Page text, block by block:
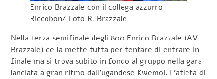
Enrico Brazzale con il collega azzurro
Riccobon/ Foto R. Brazzale
Nella terza semifinale degli 800 Enrico Brazzale (AV
Brazzale) ce la mette tutta per tentare di entrare in
finale ma si trova subito in fondo al gruppo nella gara
lanciata a gran ritmo dall’ugandese Kwemoi. L’atleta di